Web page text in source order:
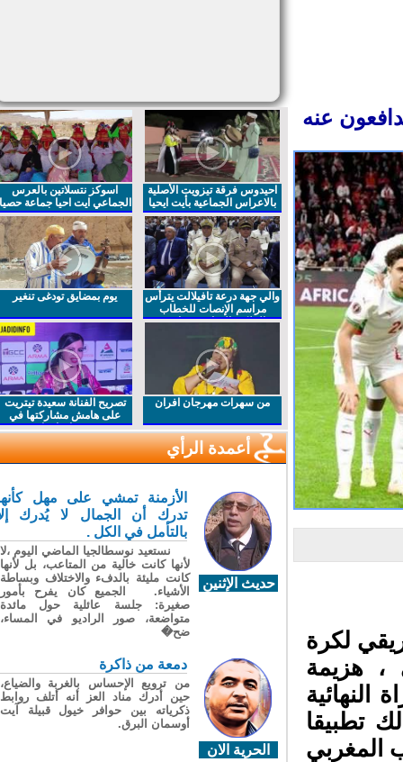
عنه
لكرة
الجاري ، هزيمة
“المغرب 2025″، وذلك تطبيقا
المغربي
احيدوس فرقة تيزويت الأصلية
بالاعراس الجماعية بأيت ايحيا
اسوكز نتسلاتين بالعرس
الجماعي ايت احيا جماعة حصيا
والي جهة درعة تافيلالت يترأس
مراسم الإنصات للخطاب
الملكي السامي بمناسبة
يوم بمضايق تودغى تنغير
من سهرات مهرجان افران
تصريح الفنانة سعيدة تيتريت
على هامش مشاركتها في
مهرجان افران
أعمدة الرأي
حديث الإثنين
الأزمنة تمشي على مهل كأنها
تدرك أن الجمال لا يُدرك إلا
بالتأمل في الكل .
نستعيد نوسطالجيا الماضي اليوم ،لا
لأنها كانت خالية من المتاعب، بل لأنها
كانت مليئة بالدفء والاختلاف وبساطة
الأشياء. الجميع كان يفرح بأمور
صغيرة: جلسة عائلية حول مائدة
متواضعة، صور الراديو في المساء،
ضح�
الحرية الان
دمعة من ذاكرة
من ترويع الإحساس بالغربة والضياع،
حين أدرك مناد العز أنه أتلف روابط
ذكرياته بين حوافر خيول قبيلة آيت
أوسمان البرق.